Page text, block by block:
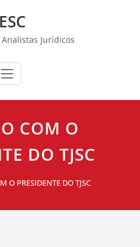
Jurídicos
COM O
DO TJSC
O PRESIDENTE DO TJSC